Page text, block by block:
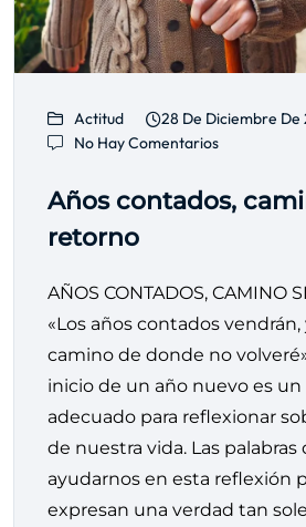
Actitud
28 De Diciembre De
No Hay Comentarios
Años contados,
retorno
AÑOS CONTADOS, CAMINO
«Los años contados vendrán,
camino de donde no volveré»
inicio de un año nuevo es
adecuado para reflexionar
de nuestra vida. Las
ayudarnos en esta reflexión
expresan una verdad tan